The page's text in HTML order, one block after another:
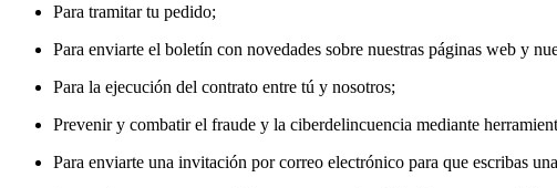
Para tramitar tu pedido;
Para enviarte el boletín con novedades sobre nuestras páginas web y
Para la ejecución del contrato entre tú y nosotros;
Prevenir y combatir el fraude y la ciberdelincuencia mediante
Para enviarte una invitación por correo electrónico para que escribas